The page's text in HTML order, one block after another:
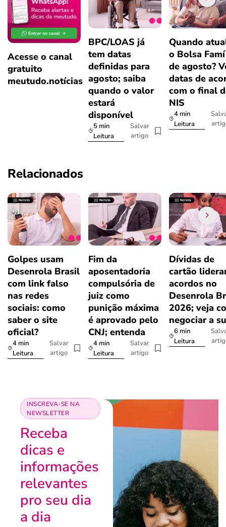
Acesse o canal
gratuito
meutudo.notícias
BPC/LOAS já
tem datas
definidas para
agosto; saiba
quando o valor
estará
disponível
5 min
Leitura
Salvar
artigo
Quando
o Bolsa
de agosto?
datas de
com o final
NIS
4 min
Leitura
Relacionados
Golpes usam
Desenrola Brasil
com link falso
nas redes
sociais: como
saber o site
oficial?
4 min
Leitura
Salvar
artigo
Fim da
aposentadoria
compulsória de
juiz como
punição máxima
é aprovado pelo
CNJ; entenda
4 min
Leitura
Salvar
artigo
Dívidas de
cartão
acordos no
Desenrola
2026; veja
negociar a
6 min
Leitura
INSCREVA-SE NA
NEWSLETTER
Receba
dicas e
informações
relevantes
pro seu dia
a dia